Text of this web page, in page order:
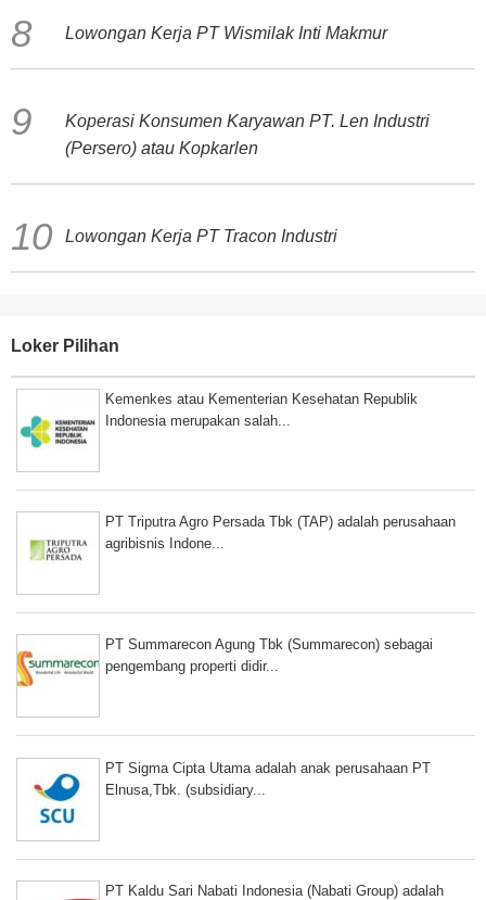
Lowongan Kerja PT Wismilak Inti Makmur
Koperasi Konsumen Karyawan PT. Len Industri
(Persero) atau Kopkarlen
Lowongan Kerja PT Tracon Industri
Loker Pilihan
Kemenkes atau Kementerian Kesehatan Republik
Indonesia merupakan salah...
PT Triputra Agro Persada Tbk (TAP) adalah perusahaan
agribisnis Indone...
PT Summarecon Agung Tbk (Summarecon) sebagai
pengembang properti didir...
PT Sigma Cipta Utama adalah anak perusahaan PT
Elnusa,Tbk. (subsidiary...
PT Kaldu Sari Nabati Indonesia (Nabati Group) adalah